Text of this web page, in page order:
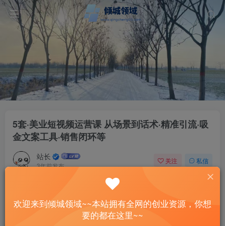
5套·美业短视频运营课 从场景到话术·精准引流·吸
金文案工具·销售闭环等
站长
3年前发布
关注 私信
5套·美业短视频运营课 从场景到话术·精准引流·吸金文案工具·销售闭环等
此内容为付费资源，请付费后查看
欢迎来到倾城领域~~本站拥有全网的创业资源，你想
要的都在这里~~